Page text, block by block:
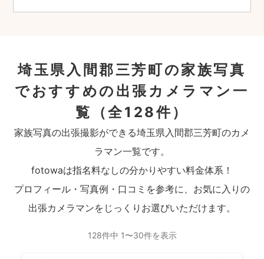
埼玉県入間郡三芳町の家族写真
でおすすめの出張カメラマン一
覧
（全128件）
家族写真の出張撮影ができる埼玉県入間郡三芳町のカメ
ラマン一覧です。
fotowaは指名料なしの分かりやすい料金体系！
プロフィール・写真例・口コミを参考に、お気に入りの
出張カメラマンをじっくりお選びいただけます。
128件中 1〜30件を表示